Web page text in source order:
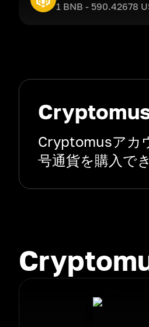
1 BNB - 590.42678
Cryptomusアカ
号通貨を購入で